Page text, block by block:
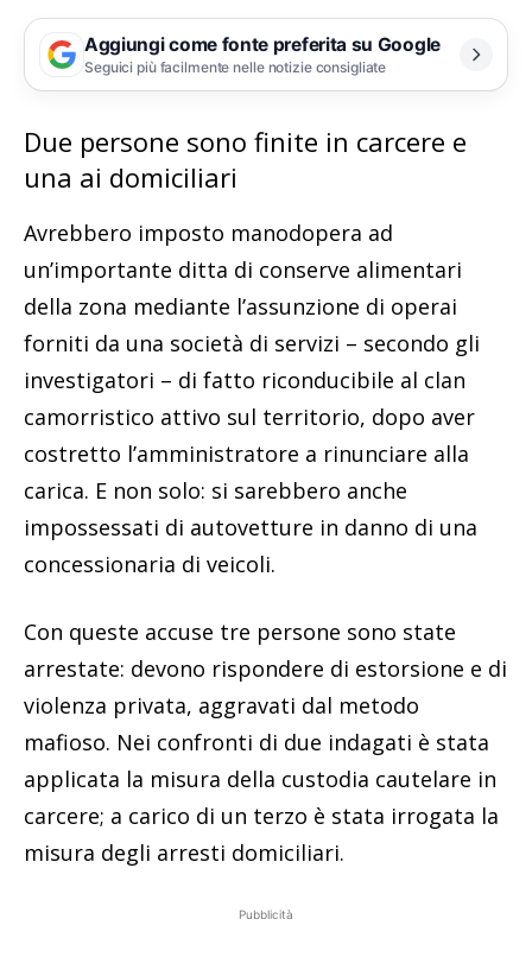
Aggiungi come fonte preferita su Google
Seguici più facilmente nelle notizie consigliate
Due persone sono finite in carcere e
una ai domiciliari
Avrebbero imposto manodopera ad
un’importante ditta di conserve alimentari
della zona mediante l’assunzione di operai
forniti da una società di servizi – secondo gli
investigatori – di fatto riconducibile al clan
camorristico attivo sul territorio, dopo aver
costretto l’amministratore a rinunciare alla
carica. E non solo: si sarebbero anche
impossessati di autovetture in danno di una
concessionaria di veicoli.
Con queste accuse tre persone sono state
arrestate: devono rispondere di estorsione e di
violenza privata, aggravati dal metodo
mafioso. Nei confronti di due indagati è stata
applicata la misura della custodia cautelare in
carcere; a carico di un terzo è stata irrogata la
misura degli arresti domiciliari.
Pubblicità